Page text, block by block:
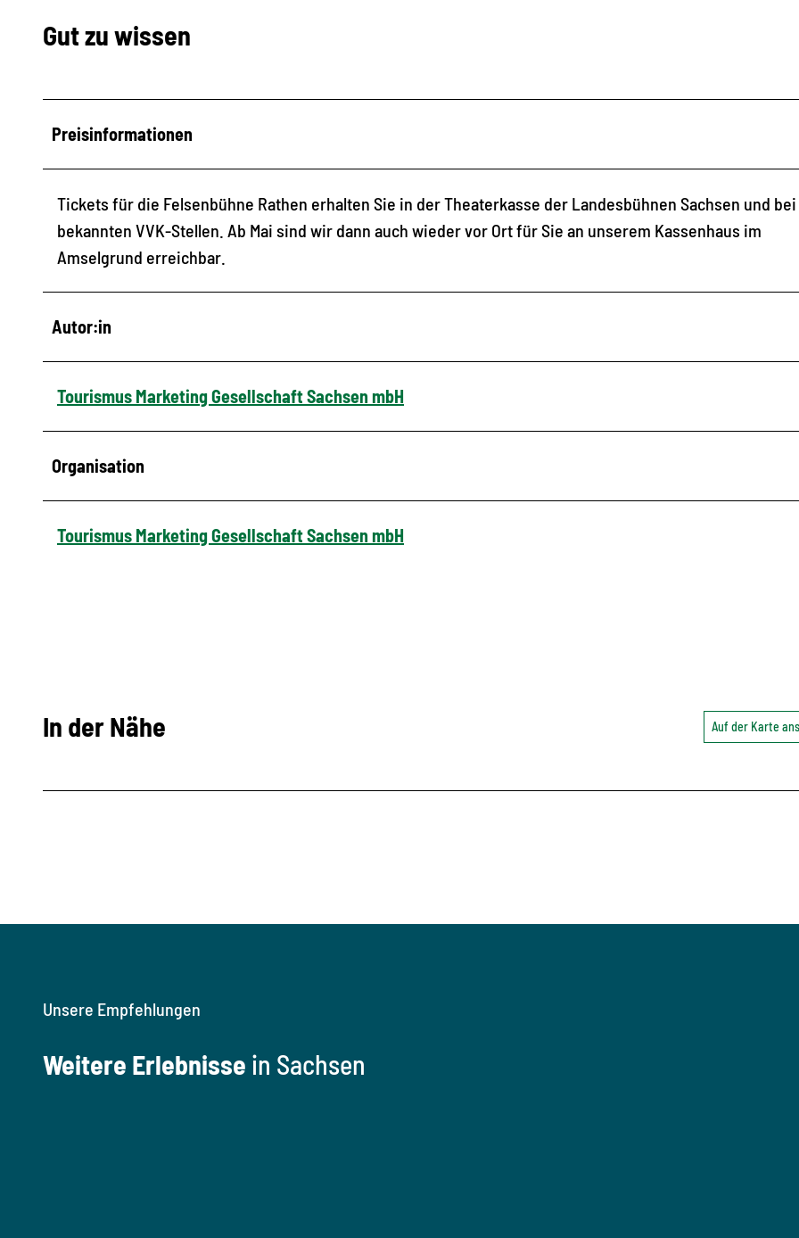
Gut zu wissen
Preisinformationen
Tickets für die Felsenbühne Rathen erhalten Sie in der Theaterkasse der Landesbühnen Sachsen und bei
bekannten VVK-Stellen. Ab Mai sind wir dann auch wieder vor Ort für Sie an unserem Kassenhaus im
Amselgrund erreichbar.
Autor:in
Tourismus Marketing Gesellschaft Sachsen mbH
Organisation
Tourismus Marketing Gesellschaft Sachsen mbH
In der Nähe Auf der Karte
Unsere Empfehlungen
Weitere Erlebnisse in Sachsen